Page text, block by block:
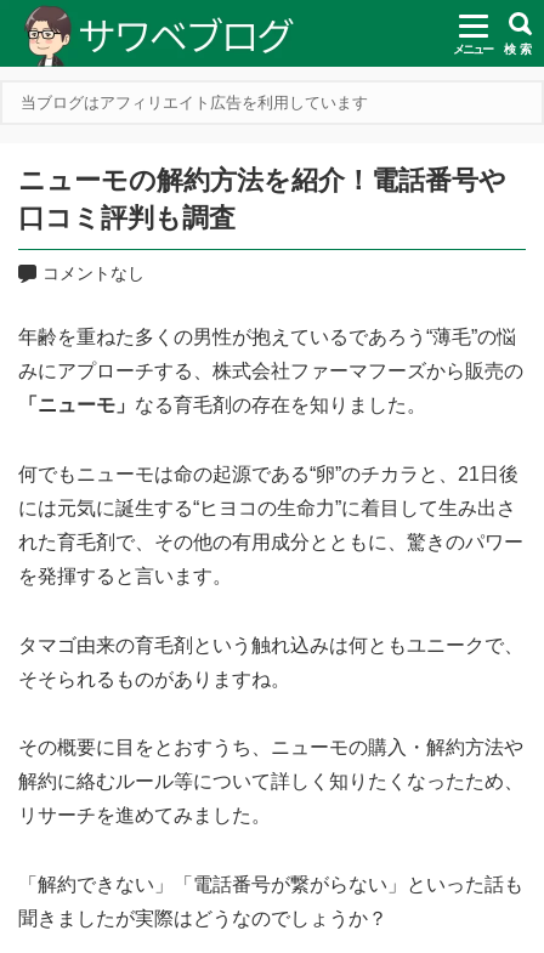
メニュー 検 索
当ブログはアフィリエイト広告を利用しています
ニューモの解約方法を紹介！電話番号や
口コミ評判も調査
コメントなし
年齢を重ねた多くの男性が抱えているであろう“薄毛”の悩
みにアプローチする、株式会社ファーマフーズから販売の
「ニューモ」 なる育毛剤の存在を知りました。
何でもニューモは命の起源である“卵”のチカラと、21日後
には元気に誕生する“ヒヨコの生命力”に着目して生み出さ
れた育毛剤で、その他の有用成分とともに、驚きのパワー
を発揮すると言います。
タマゴ由来の育毛剤という触れ込みは何ともユニークで、
そそられるものがありますね。
その概要に目をとおすうち、ニューモの購入・解約方法や
解約に絡むルール等について詳しく知りたくなったため、
リサーチを進めてみました。
「解約できない」「電話番号が繋がらない」といった話も
聞きましたが実際はどうなのでしょうか？